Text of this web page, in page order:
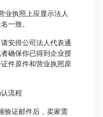
执照上应显示法人
一致。
安排公司法人代表通
确保你已得到企业授
件原件和营业执照原
流程
证邮件后，卖家需